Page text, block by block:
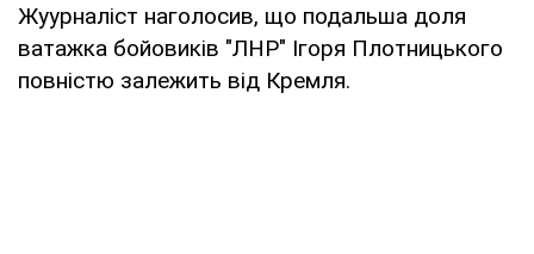
Жуурналіст наголосив, що подальша доля
ватажка бойовиків "ЛНР" Ігоря Плотницького
повністю залежить від Кремля.